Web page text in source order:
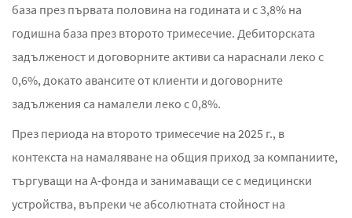
база през първата половина на годината и с 3,8% на
годишна база през второто тримесечие. Дебиторската
задълженост и договорните активи са нараснали леко с
0,6%, докато авансите от клиенти и договорните
задължения са намалели леко с 0,8%.
През периода на второто тримесечие на 2025 г., в
контекста на намаляване на общия приход за компаниите,
търгуващи на A-фонда и занимаващи се с медицински
устройства, въпреки че абсолютната стойност на